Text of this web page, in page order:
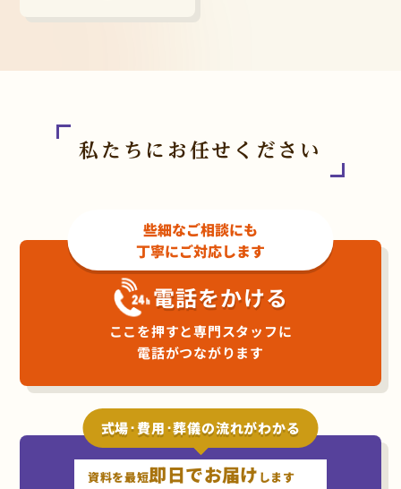
私たちにお任せください
些細なご相談にも
丁寧にご対応します
ここを押すと専門スタッフに
電話がつながります
電話をかける
式場･費用･葬儀の流れがわかる
資料を最短即日でお届け します